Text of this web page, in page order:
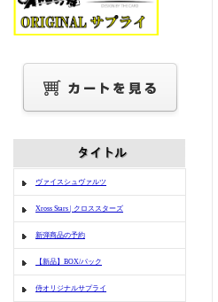
ヴァイスシュヴァルツ
Xross Stars | クロススターズ
新弾商品の予約
【新品】BOX/パック
侍オリジナルサプライ